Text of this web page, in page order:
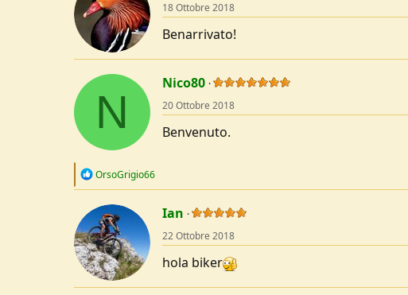
18 Ottobre 2018
Benarrivato!
N
Nico80
20 Ottobre 2018
Benvenuto.
R
c
t
i
o
n
s
:
OrsoGrigio66
Ian
22 Ottobre 2018
hola biker